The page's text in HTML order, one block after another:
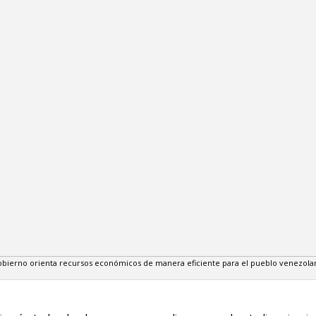
orienta recursos económicos de manera eficiente para el pueblo